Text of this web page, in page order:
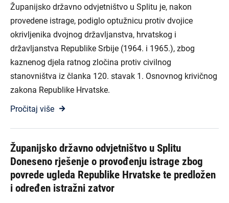
Županijsko državno odvjetništvo u Splitu je, nakon
provedene istrage, podiglo optužnicu protiv dvojice
okrivljenika dvojnog državljanstva, hrvatskog i
državljanstva Republike Srbije (1964. i 1965.), zbog
kaznenog djela ratnog zločina protiv civilnog
stanovništva iz članka 120. stavak 1. Osnovnog krivičnog
zakona Republike Hrvatske.
Pročitaj više
Županijsko državno odvjetništvo u Splitu
Doneseno rješenje o provođenju istrage zbog
povrede ugleda Republike Hrvatske te predložen
i određen istražni zatvor